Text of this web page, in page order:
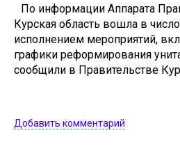
По информации Аппарата
Курская область вошла в
исполнением мероприятий,
графики реформирования
сообщили в Правительстве
Добавить комментарий